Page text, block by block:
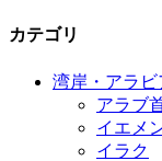
カテゴリ
湾岸・アラ
アラブ
イエメ
イラク